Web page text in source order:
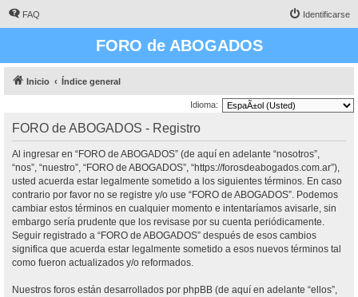
FAQ Identificarse
FORO de ABOGADOS
Inicio Índice general
Idioma:
FORO de ABOGADOS - Registro
Al ingresar en “FORO de ABOGADOS” (de aquí en adelante “nosotros”,
“nos”, “nuestro”, “FORO de ABOGADOS”, “https://forosdeabogados.com.ar”),
usted acuerda estar legalmente sometido a los siguientes términos. En caso
contrario por favor no se registre y/o use “FORO de ABOGADOS”. Podemos
cambiar estos términos en cualquier momento e intentaríamos avisarle, sin
embargo sería prudente que los revisase por su cuenta periódicamente.
Seguir registrado a “FORO de ABOGADOS” después de esos cambios
significa que acuerda estar legalmente sometido a esos nuevos términos tal
como fueron actualizados y/o reformados.
Nuestros foros están desarrollados por phpBB (de aquí en adelante “ellos”,